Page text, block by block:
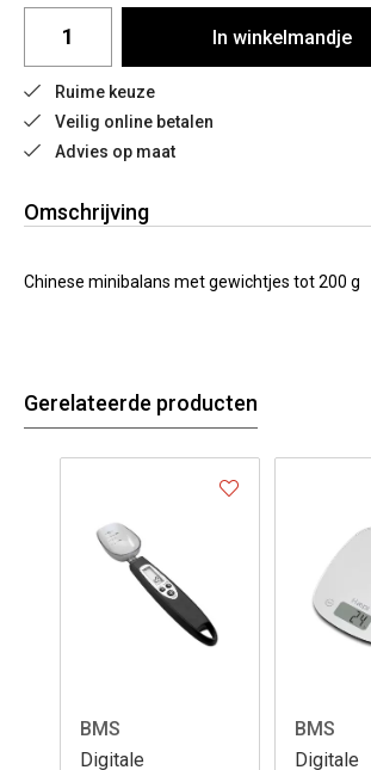
In winkelmandje
Ruime keuze
Veilig online betalen
Advies op maat
Omschrijving
Chinese minibalans met gewichtjes tot 200 g
Gerelateerde producten
BMS
Digitale
BMS
Digitale